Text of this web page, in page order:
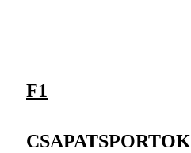
F1
CSAPATSPORTOK